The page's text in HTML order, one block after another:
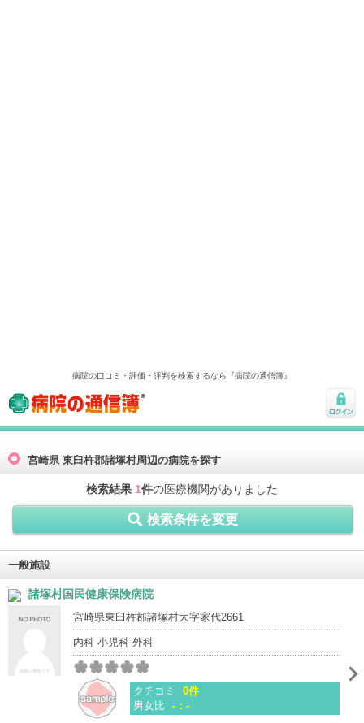
病院の口コミ・評価・評判を検索するなら『病院の通信簿』
病院の通信簿
ログ
宮崎県 東臼杵郡諸塚村周辺の病院を探す
検索結果 1件の医療機関がありました
検索条件を変更
一般施設
諸塚村国民健康保険病院
宮崎県東臼杵郡諸塚村大字家代2661
内科 小児科 外科
クチコミ
0件
男女比 -：-